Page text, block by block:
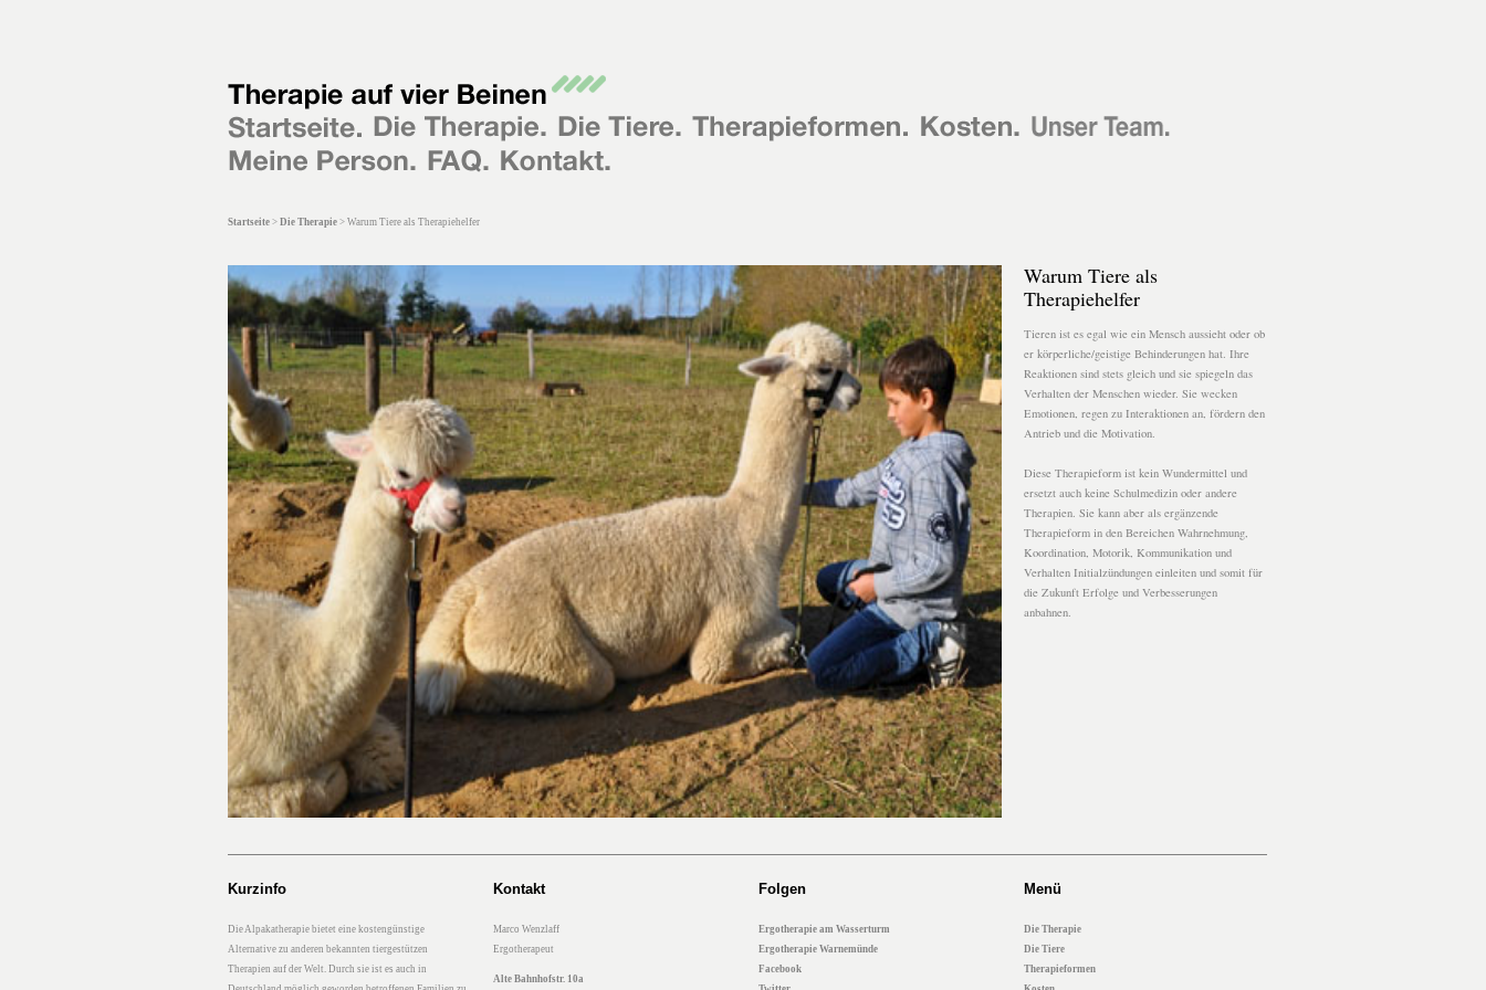
Startseite > Die Therapie > Warum Tiere als Therapiehelfer
Warum Tiere als
Therapiehelfer
Tieren ist es egal wie ein Mensch aussieht oder ob
er körperliche/geistige Behinderungen hat. Ihre
Reaktionen sind stets gleich und sie spiegeln das
Verhalten der Menschen wieder. Sie wecken
Emotionen, regen zu Interaktionen an, fördern den
Antrieb und die Motivation.
Diese Therapieform ist kein Wundermittel und
ersetzt auch keine Schulmedizin oder andere
Therapien. Sie kann aber als ergänzende
Therapieform in den Bereichen Wahrnehmung,
Koordination, Motorik, Kommunikation und
Verhalten Initialzündungen einleiten und somit für
die Zukunft Erfolge und Verbesserungen
anbahnen.
Kurzinfo Kontakt Folgen Menü
Die Alpakatherapie bietet eine kostengünstige
Alternative zu anderen bekannten tiergestützen
Therapien auf der Welt. Durch sie ist es auch in
Marco Wenzlaff
Ergotherapeut
Alte Bahnhofstr. 10a
Ergotherapie am Wasserturm
Ergotherapie Warnemünde
Facebook
Die Therapie
Die Tiere
Therapieformen